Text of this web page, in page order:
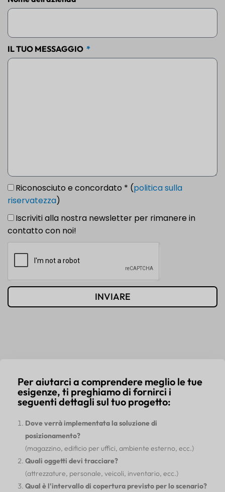
IL TUO MESSAGGIO
Riconosciuto e concordato * (politica sulla
riservatezza)
Iscriviti alla nostra newsletter per rimanere in
contatto con noi!
INVIARE
Per aiutarci a comprendere meglio le tue
esigenze, ti preghiamo di fornirci i
seguenti dettagli sul tuo progetto:
Dove verrà implementata la soluzione di
posizionamento?
(magazzino, edificio per uffici, ambiente esterno, ecc.)
Quali oggetti devi tracciare?
(attrezzature, personale, veicoli, inventario, ecc.)
Qual è l'intervallo di copertura previsto per lo scenario?